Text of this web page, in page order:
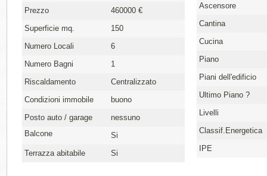
Prezzo
460000 €
Superficie mq.
150
Numero Locali
6
Numero Bagni
1
Riscaldamento
Centralizzato
Condizioni immobile
buono
Posto auto / garage
nessuno
Balcone
Si
Terrazza abitabile
Si
Ascensore
Cantina
Cucina
Piano
Piani dell'edificio
Ultimo Piano ?
Livelli
Classif.Energetica
IPE